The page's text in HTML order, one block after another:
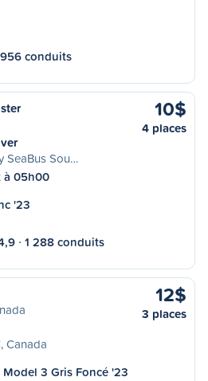
956 conduits
SeaBus Sou…
à 05h00
10$
4 places
'23
1 288 conduits
Canada
12$
3 places
Model 3 Gris Foncé '23